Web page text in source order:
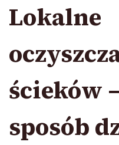
Lokalne
ścieków
sposób